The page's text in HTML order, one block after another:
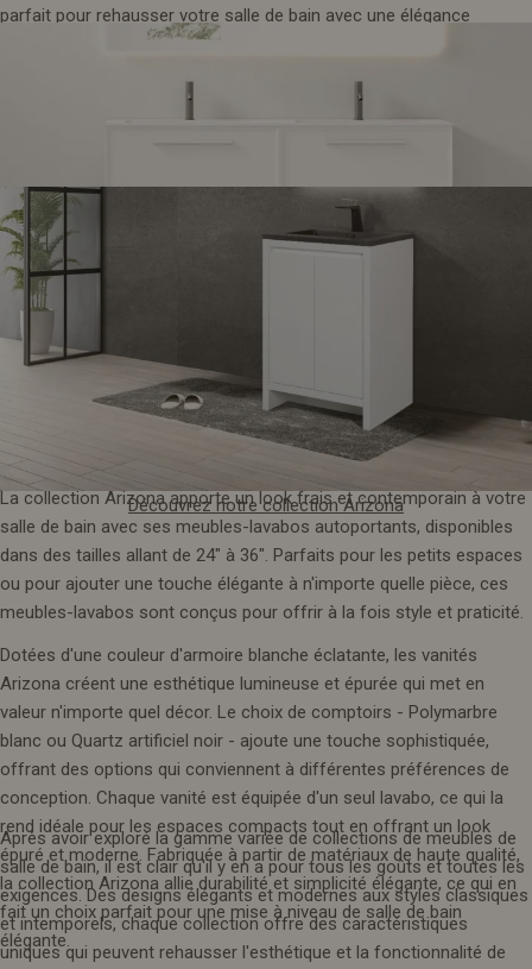
parfait pour rehausser votre salle de bain avec une élégance
24. Collection Arizona
Découvrez notre collection Arizona
La collection Arizona apporte un look frais et contemporain à votre
salle de bain avec ses meubles-lavabos autoportants, disponibles
dans des tailles allant de 24" à 36". Parfaits pour les petits espaces
ou pour ajouter une touche élégante à n'importe quelle pièce, ces
meubles-lavabos sont conçus pour offrir à la fois style et praticité.
Dotées d'une couleur d'armoire blanche éclatante, les vanités
Arizona créent une esthétique lumineuse et épurée qui met en
valeur n'importe quel décor. Le choix de comptoirs - Polymarbre
blanc ou Quartz artificiel noir - ajoute une touche sophistiquée,
offrant des options qui conviennent à différentes préférences de
conception. Chaque vanité est équipée d'un seul lavabo, ce qui la
rend idéale pour les espaces compacts tout en offrant un look
épuré et moderne. Fabriquée à partir de matériaux de haute qualité,
la collection Arizona allie durabilité et simplicité élégante, ce qui en
fait un choix parfait pour une mise à niveau de salle de bain
élégante.
Après avoir exploré la gamme variée de collections de meubles de
salle de bain, il est clair qu'il y en a pour tous les goûts et toutes les
exigences. Des designs élégants et modernes aux styles classiques
et intemporels, chaque collection offre des caractéristiques
uniques qui peuvent rehausser l'esthétique et la fonctionnalité de